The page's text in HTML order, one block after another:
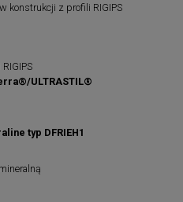
konstrukcji z profili RIGIPS
ULTRASTIL®
typ DFRIEH1